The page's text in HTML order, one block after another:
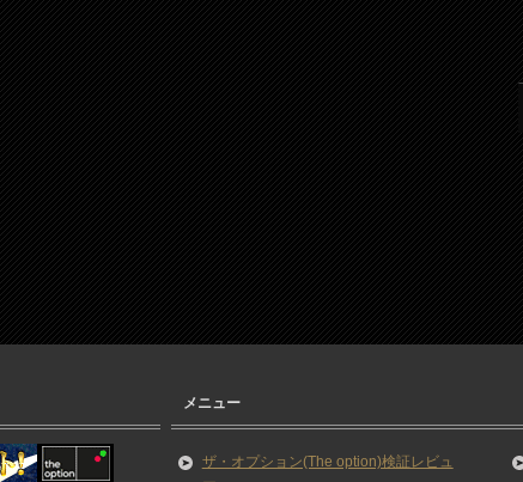
メニュー
ザ・オプション(The option)検証レビュ